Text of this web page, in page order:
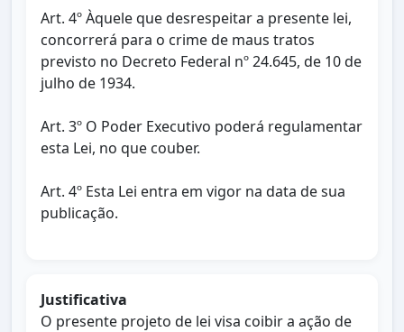
Art. 4º Àquele que desrespeitar a presente lei,
concorrerá para o crime de maus tratos
previsto no Decreto Federal nº 24.645, de 10 de
julho de 1934.
Art. 3º O Poder Executivo poderá regulamentar
esta Lei, no que couber.
Art. 4º Esta Lei entra em vigor na data de sua
publicação.
Justificativa
O presente projeto de lei visa coibir a ação de